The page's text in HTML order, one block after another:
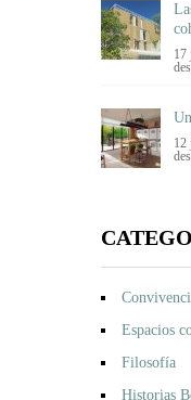
17
12
Espacios
Filosofía
Historias